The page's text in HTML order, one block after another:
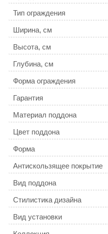
Тип ограждения
Ширина, см
Высота, см
Глубина, см
Форма ограждения
Гарантия
Материал поддона
Цвет поддона
Форма
Антискользящее покрытие
Вид поддона
Стилистика дизайна
Вид установки